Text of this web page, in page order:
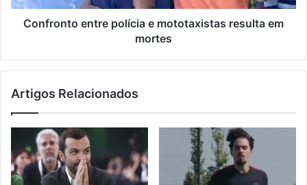
Confronto entre polícia e mototaxistas resulta em
mortes
Artigos Relacionados